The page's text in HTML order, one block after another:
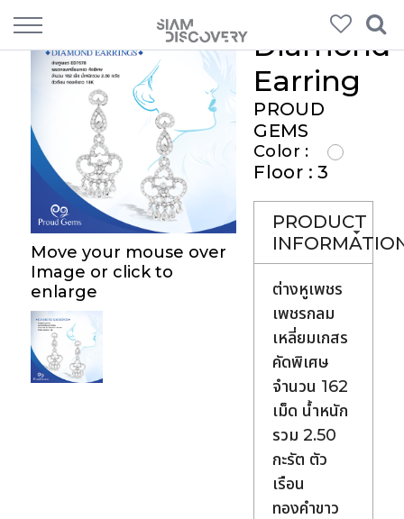
Move your mouse over
Image or click to
enlarge
Diamond
Earring
PROUD
GEMS
Color :
Floor : 3
PRODUCT
ต่างหูเพชร
เพชรกลม
เหลี่ยมเกสร
คัดพิเศษ
จำนวน 162
เม็ด น้ำหนัก
รวม 2.50
กะรัต ตัว
เรือน
ทองคำขาว